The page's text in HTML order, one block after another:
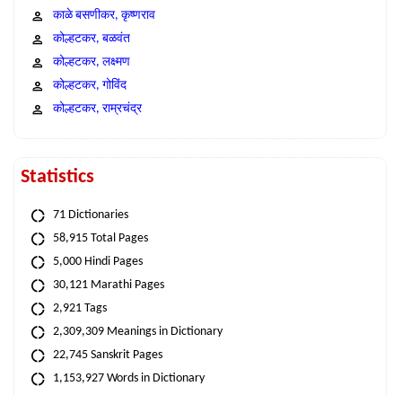
काळे बसणीकर, कृष्णराव
कोल्हटकर, बळवंत
कोल्हटकर, लक्ष्मण
कोल्हटकर, गोविंद
कोल्हटकर, राम्रचंद्र
Statistics
71 Dictionaries
58,915 Total Pages
5,000 Hindi Pages
30,121 Marathi Pages
2,921 Tags
2,309,309 Meanings in Dictionary
22,745 Sanskrit Pages
1,153,927 Words in Dictionary